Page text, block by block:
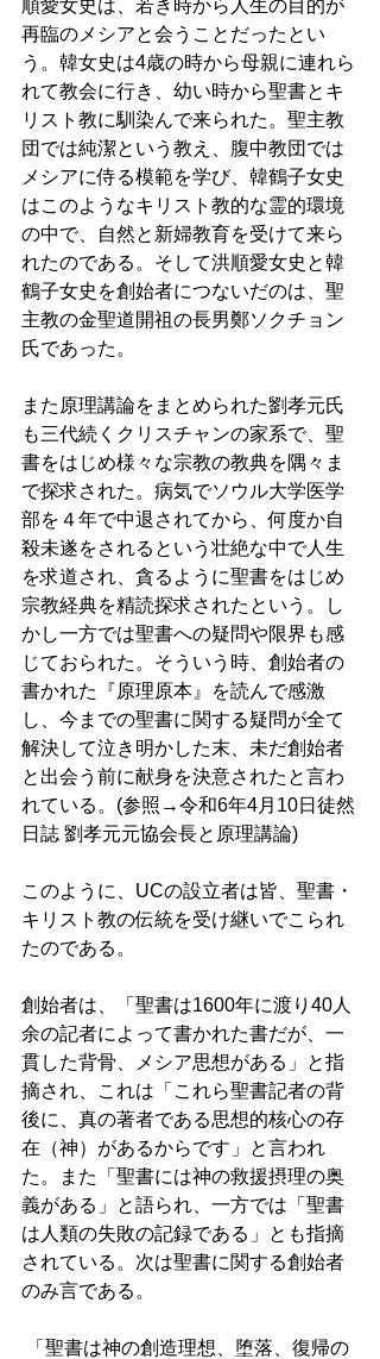
順愛女史は、若き時から人生の目的が
再臨のメシアと会うことだったとい
う。韓女史は4歳の時から母親に連れら
れて教会に行き、幼い時から聖書とキ
リスト教に馴染んで来られた。聖主教
団では純潔という教え、腹中教団では
メシアに侍る模範を学び、韓鶴子女史
はこのようなキリスト教的な霊的環境
の中で、自然と新婦教育を受けて来ら
れたのである。そして洪順愛女史と韓
鶴子女史を創始者につないだのは、聖
主教の金聖道開祖の長男鄭ソクチョン
氏であった。
また原理講論をまとめられた劉孝元氏
も三代続くクリスチャンの家系で、聖
書をはじめ様々な宗教の教典を隅々ま
で探求された。病気でソウル大学医学
部を４年で中退されてから、何度か自
殺未遂をされるという壮絶な中で人生
を求道され、貪るように聖書をはじめ
宗教経典を精読探求されたという。し
かし一方では聖書への疑問や限界も感
じておられた。そういう時、創始者の
書かれた『原理原本』を読んで感激
し、今までの聖書に関する疑問が全て
解決して泣き明かした末、未だ創始者
と出会う前に献身を決意されたと言わ
れている。(参照→令和6年4月10日徒然
日誌 劉孝元元協会長と原理講論)
このように、UCの設立者は皆、聖書・
キリスト教の伝統を受け継いでこられ
たのである。
創始者は、「聖書は1600年に渡り40人
余の記者によって書かれた書だが、一
貫した背骨、メシア思想がある」と指
摘され、これは「これら聖書記者の背
後に、真の著者である思想的核心の存
在（神）があるからです」と言われ
た。また「聖書には神の救援摂理の奥
義がある」と語られ、一方では「聖書
は人類の失敗の記録である」とも指摘
されている。次は聖書に関する創始者
のみ言である。
「聖書は神の創造理想、堕落、復帰の